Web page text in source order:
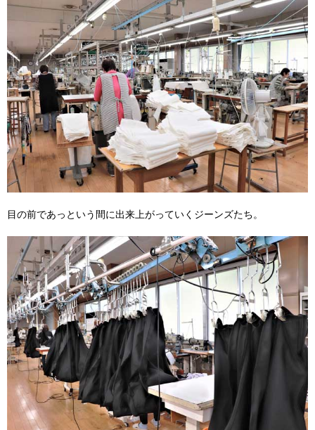
目の前であっという間に出来上がっていくジーンズたち。